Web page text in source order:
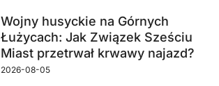
Wojny husyckie na Górnych
Łużycach: Jak Związek Sześciu
Miast przetrwał krwawy najazd?
2026-08-05